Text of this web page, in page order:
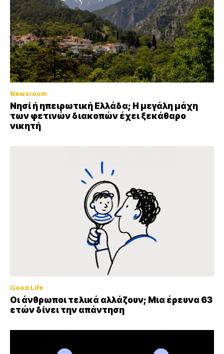
Newsroom
Νησί ή ηπειρωτική Ελλάδα; Η μεγάλη μάχη
των φετινών διακοπών έχει ξεκάθαρο
νικητή
Good Life
Οι άνθρωποι τελικά αλλάζουν; Μια έρευνα 63
ετών δίνει την απάντηση